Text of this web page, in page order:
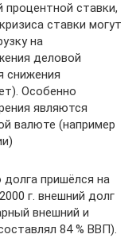
ставки,
ставки могут
на
деловой
снижения
Особенно
являются
валюте (например
долга пришёлся на
г. внешний долг
внешний и
84 % ВВП).